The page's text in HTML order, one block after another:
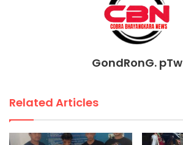
GondRonG. pTw
Related Articles